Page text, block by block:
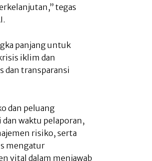
tegas
panjang untuk
iklim dan
dan transparansi
dan peluang
waktu pelaporan,
risiko, serta
mengatur
vital dalam menjawab